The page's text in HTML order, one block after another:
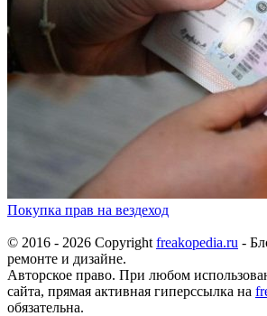
Покупка прав на вездеход
© 2016 - 2026 Copyright freakopedia.ru -
ремонте и дизайне.
Авторское право. При любом
сайта, прямая активная гиперссылка на
обязательна.